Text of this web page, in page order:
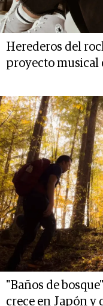
Herederos del
proyecto musical
"Baños de
crece en Japón y